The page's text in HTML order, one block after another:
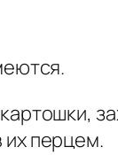
перцем.